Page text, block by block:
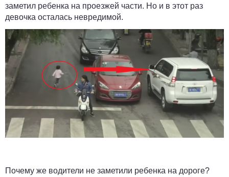
заметил ребенка на проезжей части. Но и в этот раз
девочка осталась невредимой.
Почему же водители не заметили ребенка на дороге?